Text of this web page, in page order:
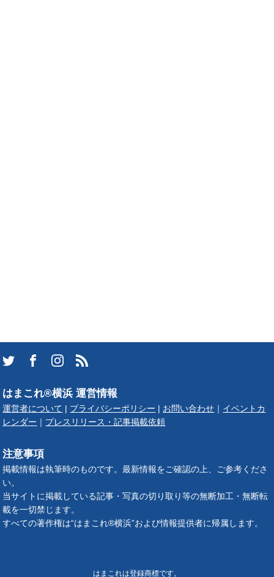
はまこれ®横浜 運営情報
運営者について プライバシーポリシー お問い合わせ
イベントカ
レンダー
プレスリリース・記事掲載依頼
注意事項
掲載情報は執筆時のものです。最新情報をご確認の上、ご参考くださ
い。
当サイトに掲載している記事・写真の切り取り等の無断加工・無断転
載を一切禁じます。
すべての著作権は“はまこれ®横浜”および情報提供者に帰属します。
はまこれは登録商標です。